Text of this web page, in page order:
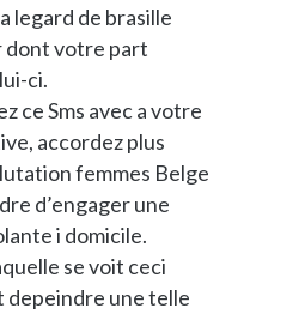
legard de brasille
dont votre part
ci.
ce Sms avec a votre
accordez plus
femmes Belge
d’engager une
i domicile.
se voit ceci
depeindre une telle